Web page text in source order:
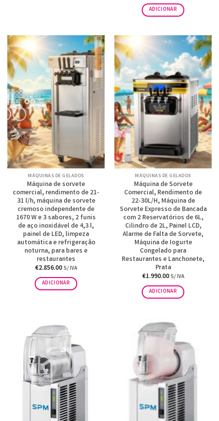
ADICIONAR
MÁQUINAS DE GELADOS
Máquina de sorvete
comercial, rendimento de 21-
31 l/h, máquina de sorvete
cremoso independente de
1670 W e 3 sabores, 2 funis
de aço inoxidável de 4,3 l,
painel de LED, limpeza
automática e refrigeração
noturna, para bares e
restaurantes
€2.856.00 S/ IVA
ADICIONAR
MÁQUINAS DE GELADOS
Máquina de Sorvete
Comercial, Rendimento de
22-30L/H, Máquina de
Sorvete Expresso de Bancada
com 2 Reservatórios de 6L,
Cilindro de 2L, Painel LCD,
Alarme de Falta de Sorvete,
Máquina de Iogurte
Congelado para
Restaurantes e Lanchonete,
Prata
€1.990.00 S/ IVA
ADICIONAR